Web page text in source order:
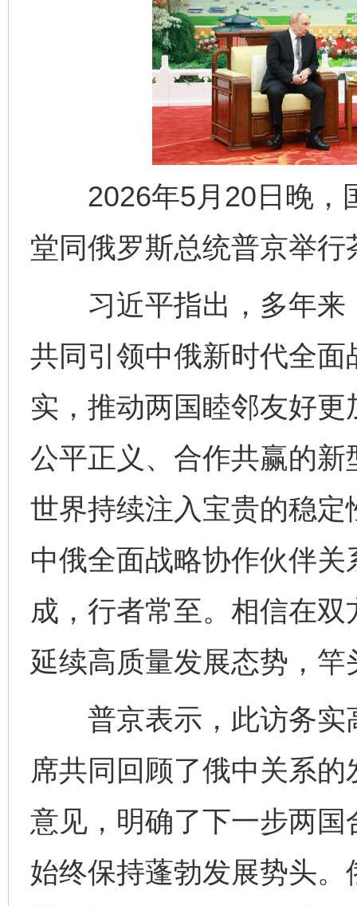
2026年5月20日晚，
堂同俄罗斯总统普京举行
习近平指出，多年来
共同引领中俄新时代全
实，推动两国睦邻友好
公平正义、合作共赢的
世界持续注入宝贵的稳
中俄全面战略协作伙伴
成，行者常至。相信在
延续高质量发展态势，
普京表示，此访务实
席共同回顾了俄中关系
意见，明确了下一步两
始终保持蓬勃发展势头